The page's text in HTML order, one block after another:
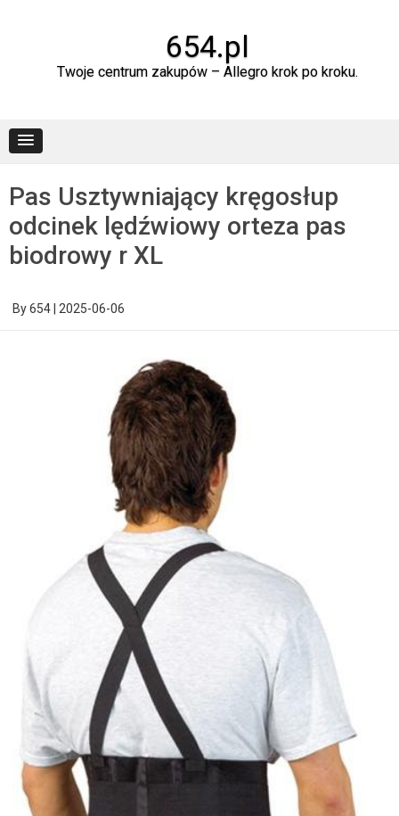
654.pl
Twoje centrum zakupów – Allegro krok po kroku.
Pas Usztywniający kręgosłup
odcinek lędźwiowy orteza pas
biodrowy r XL
By654 2025-06-06